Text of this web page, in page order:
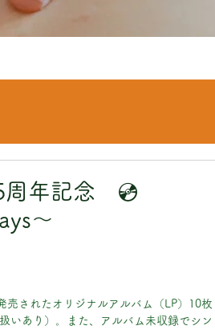
年記念 💿
～
されたオリジナルアルバム（LP）10枚
いあり）。また、アルバム未収録でシン